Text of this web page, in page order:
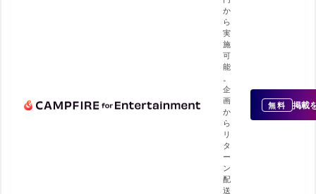
か
ら
実
施
可
能
。
企
画
か
ら
リ
タ
ー
ン
配
送
無料 掲載